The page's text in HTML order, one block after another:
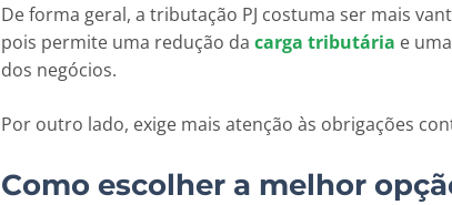
De forma geral, a tributação PJ costuma ser mais
pois permite uma redução dacarga tributária e
dos negócios.
Por outro lado, exige mais atenção às obrigações
Como escolher a melhor